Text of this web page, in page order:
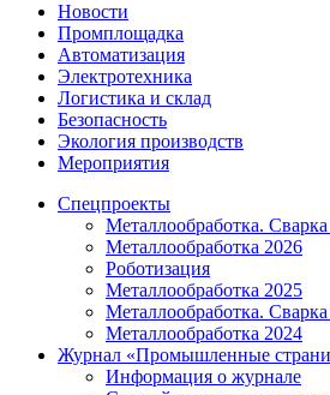
Новости
Промплощадка
Автоматизация
Электротехника
Логистика и склад
Безопасность
Экология производств
Мероприятия
Спецпроекты
Металлообработка.
Металлообработка 2026
Роботизация
Металлообработка 2025
Металлообработка.
Металлообработка 2024
Журнал «Промышленные
Информация о журнале